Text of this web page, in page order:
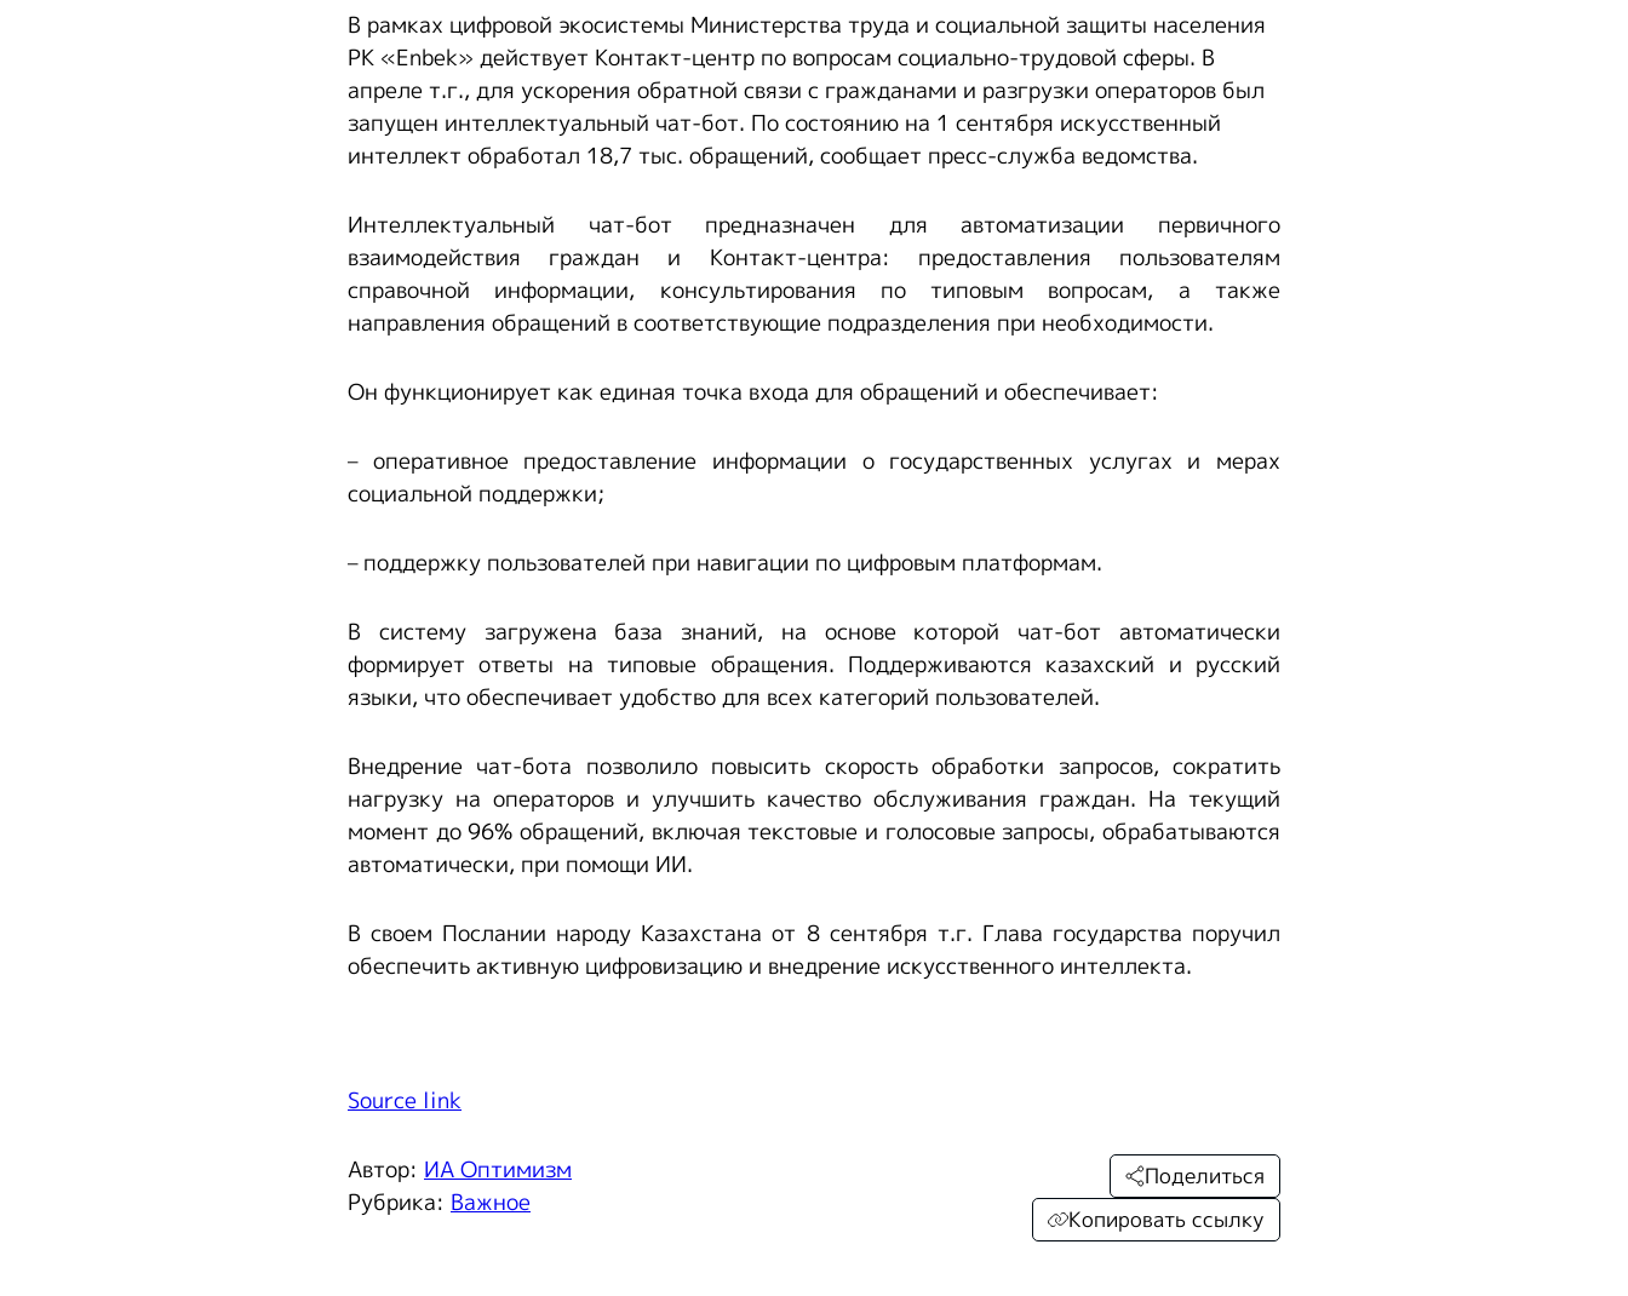
В рамках цифровой экосистемы Министерства труда и социальной защиты населения
РК «Enbek» действует Контакт-центр по вопросам социально-трудовой сферы. В
апреле т.г., для ускорения обратной связи с гражданами и разгрузки операторов был
запущен интеллектуальный чат-бот. По состоянию на 1 сентября искусственный
интеллект обработал 18,7 тыс. обращений, сообщает пресс-служба ведомства.
Интеллектуальный чат-бот предназначен для автоматизации первичного
взаимодействия граждан и Контакт-центра: предоставления пользователям
справочной информации, консультирования по типовым вопросам, а также
направления обращений в соответствующие подразделения при необходимости.
Он функционирует как единая точка входа для обращений и обеспечивает:
– оперативное предоставление информации о государственных услугах и мерах
социальной поддержки;
– поддержку пользователей при навигации по цифровым платформам.
В систему загружена база знаний, на основе которой чат-бот автоматически
формирует ответы на типовые обращения. Поддерживаются казахский и русский
языки, что обеспечивает удобство для всех категорий пользователей.
Внедрение чат-бота позволило повысить скорость обработки запросов, сократить
нагрузку на операторов и улучшить качество обслуживания граждан. На текущий
момент до 96% обращений, включая текстовые и голосовые запросы, обрабатываются
автоматически, при помощи ИИ.
В своем Послании народу Казахстана от 8 сентября т.г. Глава государства поручил
обеспечить активную цифровизацию и внедрение искусственного интеллекта.
Source link
Автор: ИА Оптимизм
Рубрика: Важное
Поделиться
Копировать ссылку